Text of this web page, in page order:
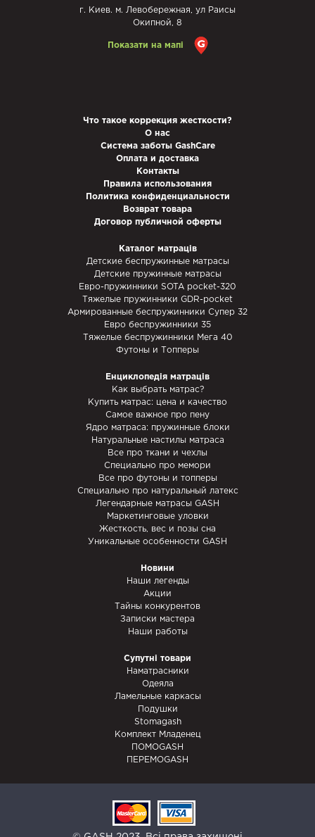
г. Киев. м. Левобережная, ул Раисы
Окипной, 8
Показати на мапі
Что такое коррекция жесткости?
О нас
Система заботы GashCare
Оплата и доставка
Контакты
Правила использования
Политика конфиденциальности
Возврат товара
Договор публичной оферты
Каталог матраців
Детские беспружинные матрасы
Детские пружинные матрасы
Евро-пружинники SOTA pocket-320
Тяжелые пружинники GDR-pocket
Армированные беспружинники Супер 32
Евро беспружинники 35
Тяжелые беспружинники Мега 40
Футоны и Топперы
Енциклопедія матраців
Как выбрать матрас?
Купить матрас: цена и качество
Самое важное про пену
Ядро матраса: пружинные блоки
Натуральные настилы матраса
Все про ткани и чехлы
Специально про мемори
Все про футоны и топперы
Специально про натуральный латекс
Легендарные матрасы GASH
Маркетинговые уловки
Жесткость, вес и позы сна
Уникальные особенности GASH
Новини
Наши легенды
Акции
Тайны конкурентов
Записки мастера
Наши работы
Супутні товари
Наматрасники
Одеяла
Ламельные каркасы
Подушки
Stomagash
Комплект Младенец
ПОМОGASH
ПЕРЕМОGASH